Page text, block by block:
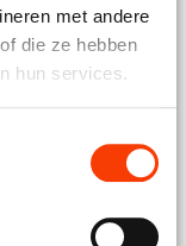
met andere
die ze hebben
hun services.